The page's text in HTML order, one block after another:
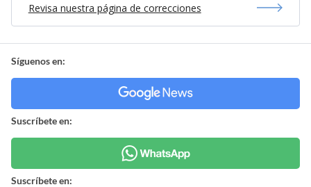
Revisa nuestra página de correcciones
Síguenos en:
Suscríbete en:
Suscríbete en: